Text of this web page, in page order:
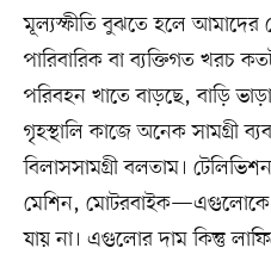
মূল্যস্ফীতি বুঝতে হলে আমাদের
পারিবারিক বা ব্যক্তিগত খরচ
পরিবহন খাতে বাড়ছে, বাড়ি
গৃহস্থালি কাজে অনেক সামগ্রী
বিলাসসামগ্রী বলতাম।
মেশিন, মোটরবাইক—এগুলোকে
যায় না। এগুলোর দাম কিন্তু